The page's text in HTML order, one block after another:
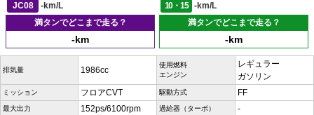
JC08
-km/L 10・15
-km/L
満タンでどこまで走る？
-km
満タンでどこまで走る？
-km
排気量 1986cc
使用燃料
エンジン
レギュラー
ガソリン
ミッション フロアCVT 駆動方式 FF
最大出力 152ps/6100rpm 過給器（ターボ） -